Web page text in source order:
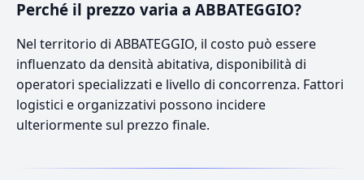
Perché il prezzo varia a ABBATEGGIO?
Nel territorio di ABBATEGGIO, il costo può essere
influenzato da densità abitativa, disponibilità di
operatori specializzati e livello di concorrenza. Fattori
logistici e organizzativi possono incidere
ulteriormente sul prezzo finale.